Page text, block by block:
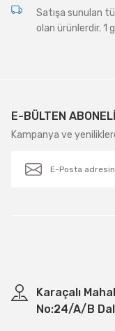
Satışa sunulan
olan ürünlerdir. 1
E-BÜLTEN
Kampanya ve
Karaçalı
No:24/A/B